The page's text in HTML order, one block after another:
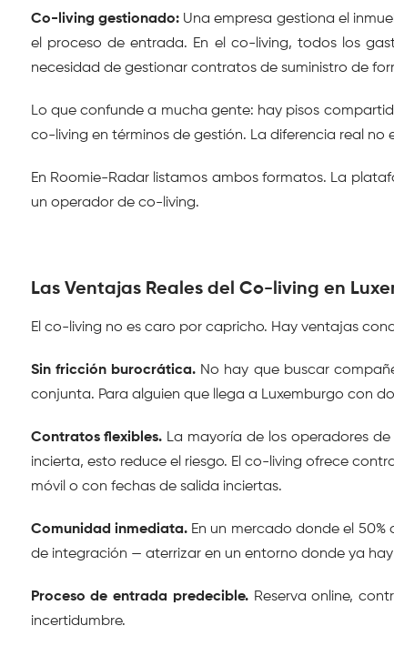
Co-living gestionado: Una empresa gestiona el
el proceso de entrada. En el co-living, todos los
necesidad de gestionar contratos de suministro de
Lo que confunde a mucha gente: hay pisos
co-living en términos de gestión. La diferencia real
En Roomie-Radar listamos ambos formatos. La
un operador de co-living.
Las Ventajas Reales del Co-living en
El co-living no es caro por capricho. Hay ventajas
Sin fricción burocrática. No hay que buscar
conjunta. Para alguien que llega a Luxemburgo con
Contratos flexibles. La mayoría de los operadores
incierta, esto reduce el riesgo. El co-living ofrece
móvil o con fechas de salida inciertas.
Comunidad inmediata. En un mercado donde el 50%
de integración — aterrizar en un entorno donde ya
Proceso de entrada predecible. Reserva online,
incertidumbre.